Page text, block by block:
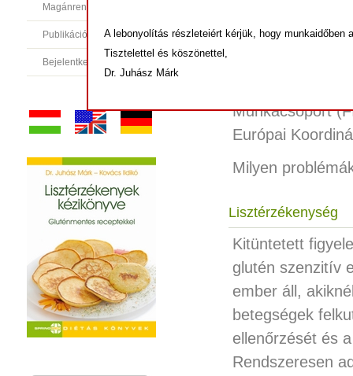
A lebonyolítás részleteiért kérjük, hogy munkaidőben
Tisztelettel és köszönettel,
Dr. Juhász Márk
Ph.D.
Munkacsoport
Európai
Milyen
Lisztérzékenység
Kitüntetett
glutén szenzitív
ember áll,
betegségek
ellenőrzését és
Rendszeresen
Magánrendelés
Publikációk
Bejelentkezés